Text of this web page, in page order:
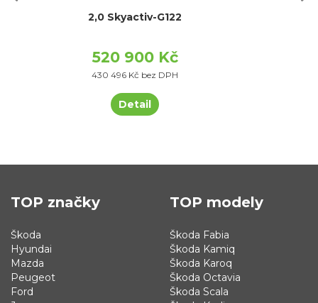
2,0 Skyactiv-G122
520 900 Kč
430 496 Kč bez DPH
Detail
TOP značky
Škoda
Hyundai
Mazda
Peugeot
Ford
TOP modely
Škoda Fabia
Škoda Kamiq
Škoda Karoq
Škoda Octavia
Škoda Scala